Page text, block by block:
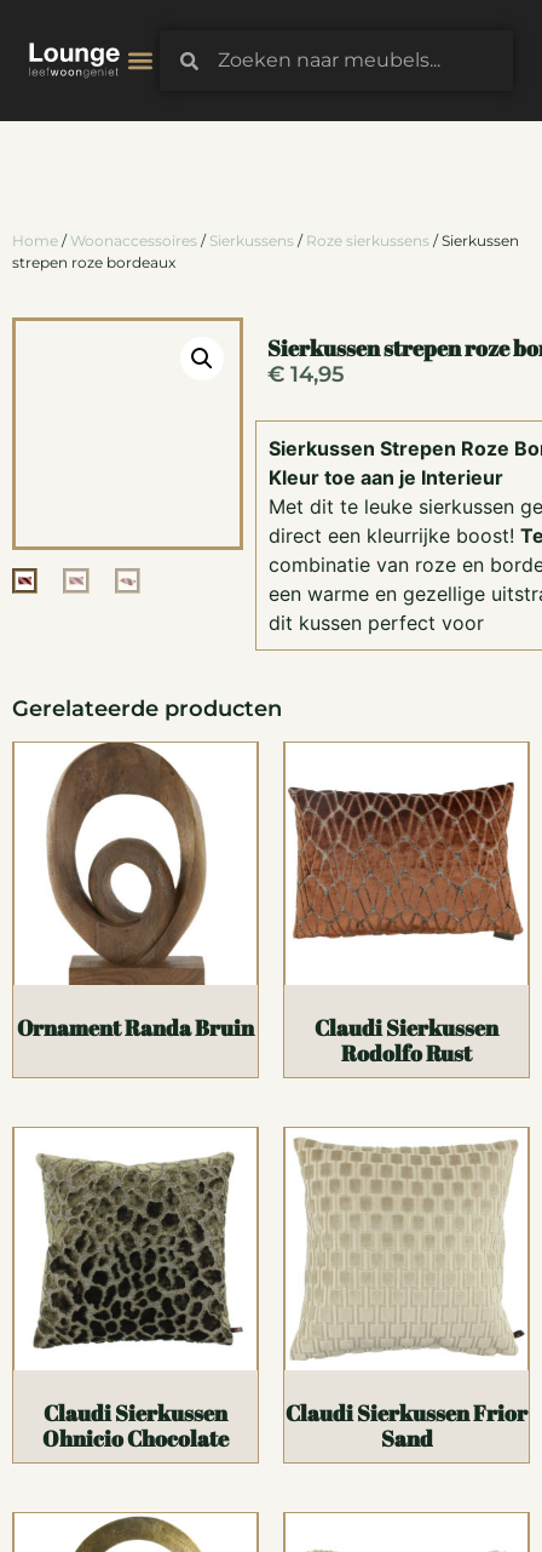
Home / Woonaccessoires / Sierkussens / Roze sierkussens / Sierkussen
strepen roze bordeaux
Sierkussen strepen roze
€14,95
Sierkussen Strepen Roze
Kleur toe aan je Interieur
Met dit te leuke sierkussen
direct een kleurrijke boost!
combinatie van roze en
een warme en gezellige
dit kussen perfect voor
Gerelateerde producten
Ornament Randa Bruin
Claudi Sierkussen
Rodolfo Rust
Claudi Sierkussen
Ohnicio Chocolate
Claudi Sierkussen Frior
Sand